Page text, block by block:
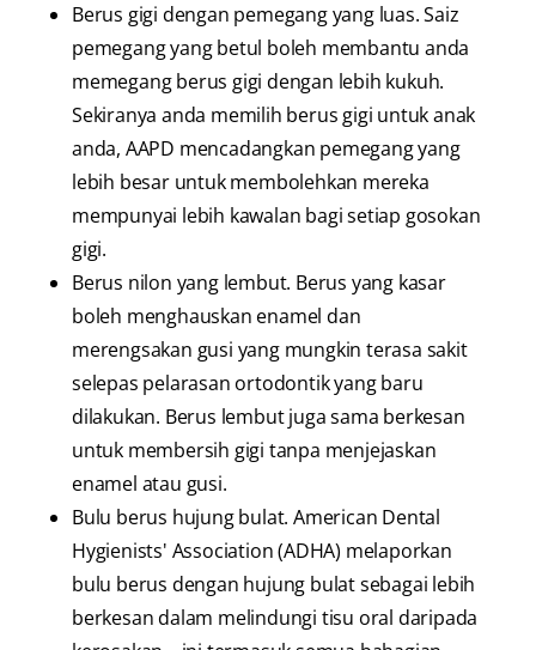
Berus gigi dengan pemegang yang luas. Saiz
pemegang yang betul boleh membantu anda
memegang berus gigi dengan lebih kukuh.
Sekiranya anda memilih berus gigi untuk anak
anda, AAPD mencadangkan pemegang yang
lebih besar untuk membolehkan mereka
mempunyai lebih kawalan bagi setiap gosokan
gigi.
Berus nilon yang lembut. Berus yang kasar
boleh menghauskan enamel dan
merengsakan gusi yang mungkin terasa sakit
selepas pelarasan ortodontik yang baru
dilakukan. Berus lembut juga sama berkesan
untuk membersih gigi tanpa menjejaskan
enamel atau gusi.
Bulu berus hujung bulat. American Dental
Hygienists' Association (ADHA) melaporkan
bulu berus dengan hujung bulat sebagai lebih
berkesan dalam melindungi tisu oral daripada